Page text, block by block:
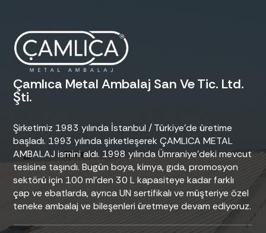
Çamlıca Metal Ambalaj San Ve Tic. Ltd.
Şti.
Şirketimiz 1983 yılında İstanbul / Türkiye’de üretime
başladı. 1993 yılında şirketleşerek ÇAMLICA METAL
AMBALAJ ismini aldı. 1998 yılında Ümraniye’deki mevcut
tesisine taşındı. Bugün boya, kimya, gıda, promosyon
sektörü için 100 ml’den 30 L kapasiteye kadar farklı
çap ve ebatlarda, ayrıca UN sertifikalı ve müşteriye özel
teneke ambalaj ve bileşenleri üretmeye devam ediyoruz.